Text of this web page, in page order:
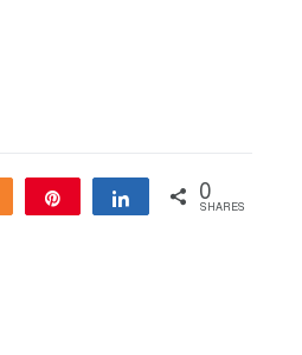
Share Share 0
SHARES